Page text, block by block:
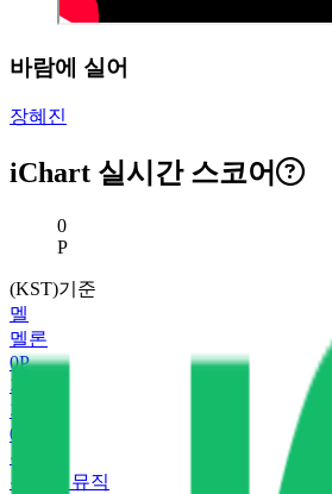
바람에 실어
장혜진
iChart 실시간 스코어
현재 스코어
0
P
(KST)기준
멜
멜론
0P
지
지니
0
유
유튜브 뮤직